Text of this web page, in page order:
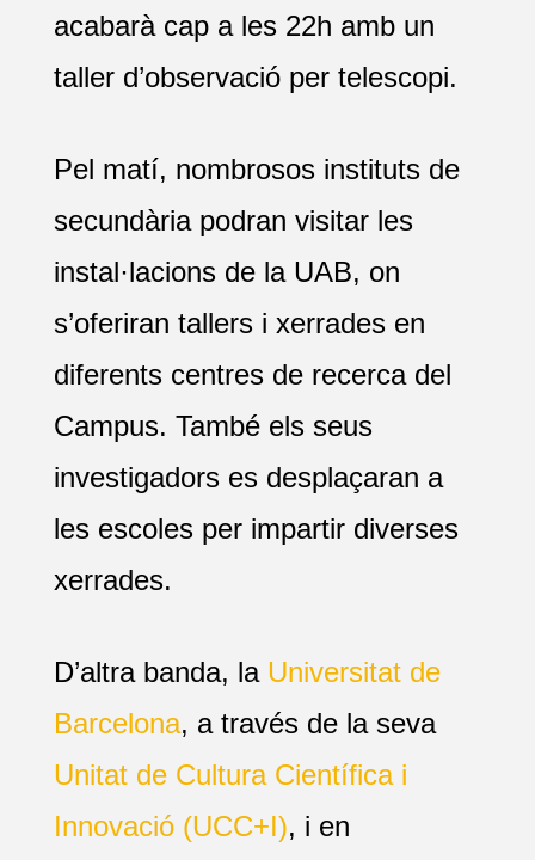
acabarà cap a les 22h amb un
taller d’observació per telescopi.
Pel matí, nombrosos instituts de
secundària podran visitar les
instal·lacions de la UAB, on
s’oferiran tallers i xerrades en
diferents centres de recerca del
Campus. També els seus
investigadors es desplaçaran a
les escoles per impartir diverses
xerrades.
D’altra banda, la Universitat de
Barcelona, a través de la seva
Unitat de Cultura Científica i
Innovació (UCC+I), i en